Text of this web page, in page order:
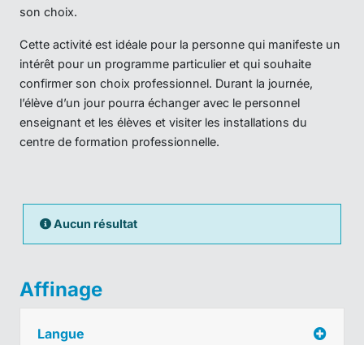
son choix.
Cette activité est idéale pour la personne qui manifeste un
intérêt pour un programme particulier et qui souhaite
confirmer son choix professionnel. Durant la journée,
l’élève d’un jour pourra échanger avec le personnel
enseignant et les élèves et visiter les installations du
centre de formation professionnelle.
Aucun résultat
Affinage
Langue